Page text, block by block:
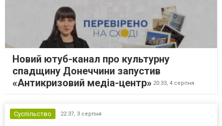
Новий ютуб-канал про культурну
спадщину Донеччини запустив
«Антикризовий медіа-центр» 20:33, 4 серпня
Суспільство 22:37, 3 серпня